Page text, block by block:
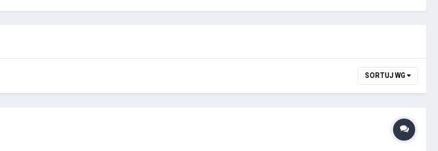
SORTUJ WG